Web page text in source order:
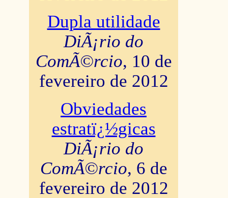
Dupla utilidade
DiÃ¡rio do
ComÃ©rcio, 10 de
fevereiro de 2012
Obviedades
estratï¿½gicas
DiÃ¡rio do
ComÃ©rcio, 6 de
fevereiro de 2012